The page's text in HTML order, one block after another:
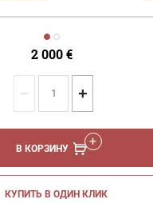
2 000€
− +
В КОРЗИНУ
КУПИТЬ В ОДИН КЛИК